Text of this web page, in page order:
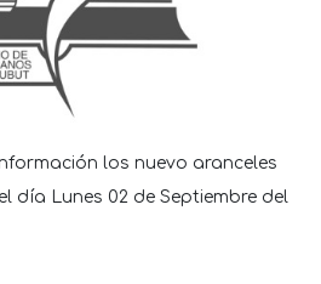
los nuevo aranceles
día Lunes 02 de Septiembre del